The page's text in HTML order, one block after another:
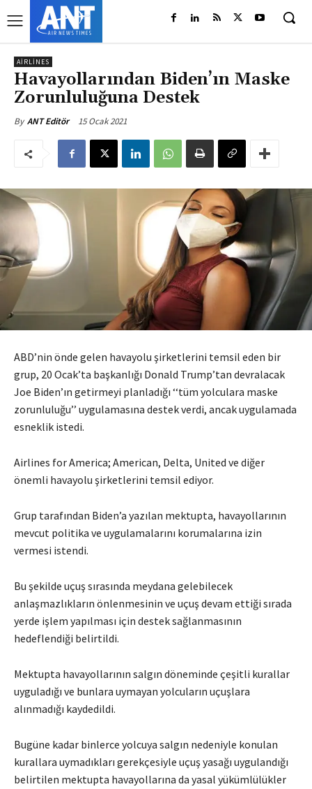
AIRLINES
Havayollarından Biden’ın Maske
Zorunluluğuna Destek
By ANT Editör 15 Ocak 2021
ABD’nin önde gelen havayolu şirketlerini temsil eden bir
grup, 20 Ocak’ta başkanlığı Donald Trump’tan devralacak
Joe Biden’ın getirmeyi planladığı ‘‘tüm yolculara maske
zorunluluğu’’ uygulamasına destek verdi, ancak uygulamada
esneklik istedi.
Airlines for America; American, Delta, United ve diğer
önemli havayolu şirketlerini temsil ediyor.
Grup tarafından Biden’a yazılan mektupta, havayollarının
mevcut politika ve uygulamalarını korumalarına izin
vermesi istendi.
Bu şekilde uçuş sırasında meydana gelebilecek
anlaşmazlıkların önlenmesinin ve uçuş devam ettiği sırada
yerde işlem yapılması için destek sağlanmasının
hedeflendiği belirtildi.
Mektupta havayollarının salgın döneminde çeşitli kurallar
uyguladığı ve bunlara uymayan yolcuların uçuşlara
alınmadığı kaydedildi.
Bugüne kadar binlerce yolcuya salgın nedeniyle konulan
kurallara uymadıkları gerekçesiyle uçuş yasağı uygulandığı
belirtilen mektupta havayollarına da yasal yükümlülükler